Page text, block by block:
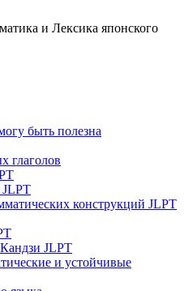
и Лексика японского
быть полезна
глаголов
JLPT
конструкций JLPT
JLPT
и устойчивые